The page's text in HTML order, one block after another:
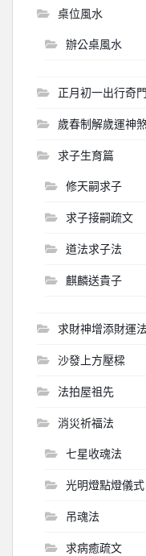
桌位風水
辦公桌風水
正月初一出行奇
歲春制解歲運神
求子生育篇
修天嗣求子
求子接嗣疏文
道法求子法
麒麟送貴子
求財神增添財運
沙發上方壓樑
法拍屋祖先
消災祈福法
七星收魂法
光明燈點燈儀式
吊魂法
求病癒疏文